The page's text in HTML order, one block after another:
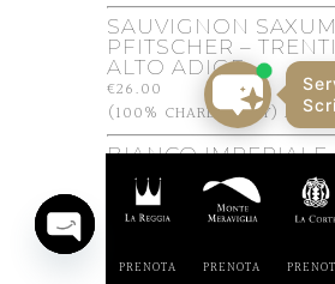
PRENOTA PRENOTA
SAUVIGNON
PFITSCHER –
ALTO ADIGE
€26.00
(100% CHARDONNAY)
BIANCO IMPERIALE
BERLUCCHI -
€22.00
(80% CHARDONNAY, 20%